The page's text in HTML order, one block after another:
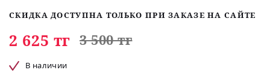
СКИДКА ДОСТУПНА ТОЛЬКО ПРИ ЗАКАЗЕ НА САЙТЕ
2 625 тг 3 500 тг
В наличии